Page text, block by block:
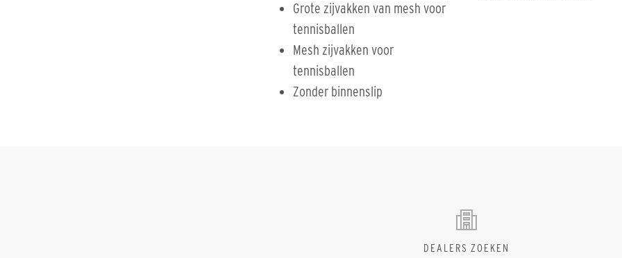
Grote zijvakken van mesh voor
tennisballen
Mesh zijvakken voor
tennisballen
Zonder binnenslip
DEALERS ZOEKEN